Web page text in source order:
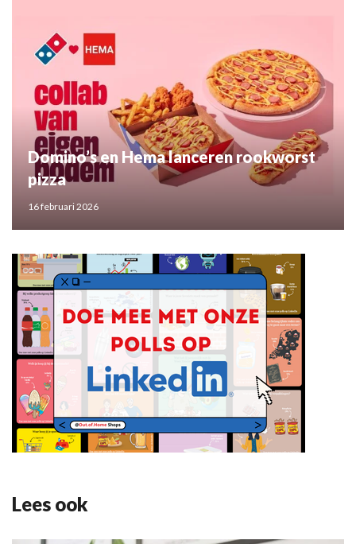
Domino’s en Hema lanceren rookworst
pizza
16 februari 2026
Lees ook